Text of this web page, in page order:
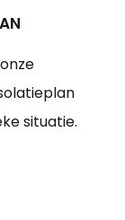
situatie.